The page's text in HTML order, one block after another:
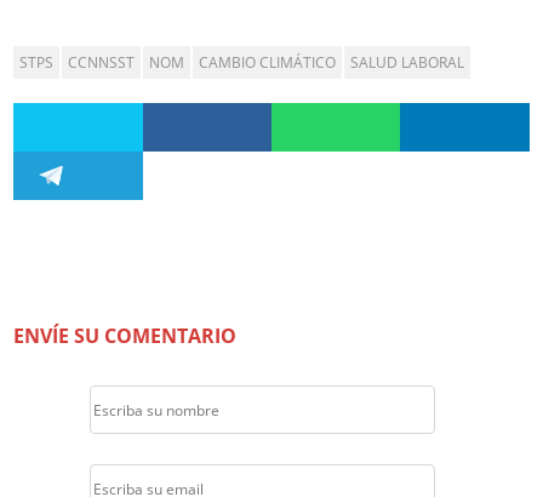
STPS CCNNSST NOM CAMBIO CLIMÁTICO SALUD LABORAL
ENVÍE SU COMENTARIO